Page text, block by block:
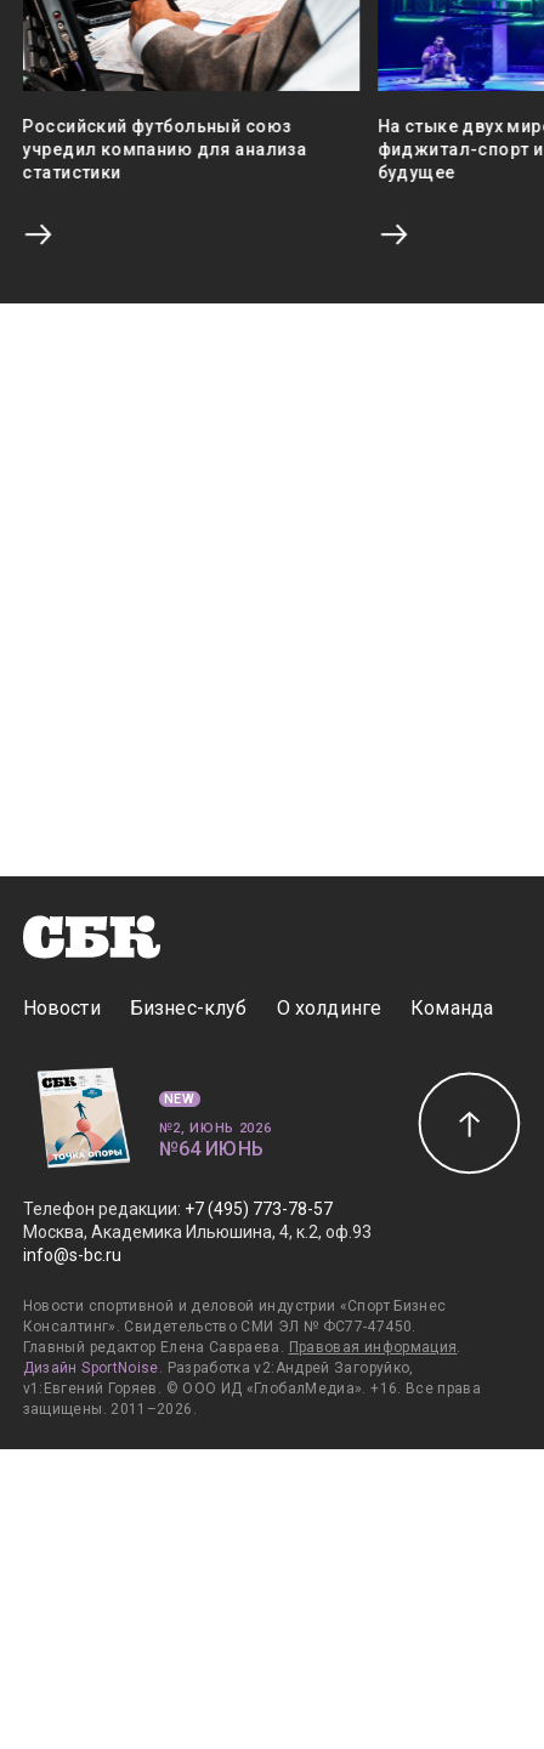
Российский футбольный союз
учредил компанию для анализа
статистики
На стыке двух
фиджитал-спорт
будущее
Новости Бизнес-клуб О холдинге Команда
Телефон редакции: +7 (495) 773-78-57
Москва, Академика Ильюшина, 4, к.2, оф.93
info@s-bc.ru
Новости спортивной и деловой индустрии «Спорт Бизнес
Консалтинг». Свидетельство СМИ ЭЛ № ФС77-47450.
Главный редактор Елена Савраева. Правовая информация.
Дизайн SportNoise. Разработка v2:Андрей Загоруйко,
v1:Евгений Горяев. © ООО ИД «ГлобалМедиа». +16. Все права
защищены. 2011–2026.
NEW
№2, ИЮНЬ 2026
№64 ИЮНЬ